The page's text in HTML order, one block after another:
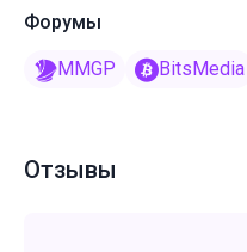
Форумы
MMGP BitsMedia
Отзывы